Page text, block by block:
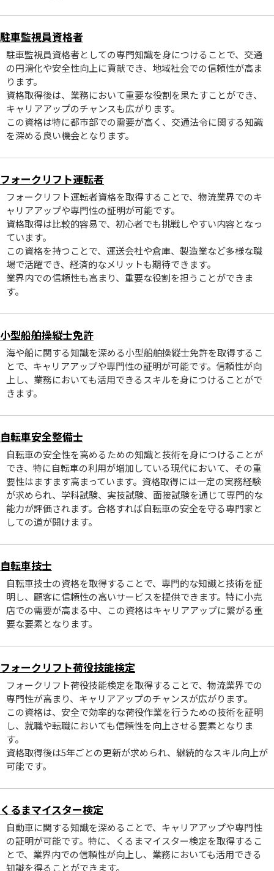
駐車監視員資格者
駐車監視員資格者としての専門知識を身につけることで、交通
の円滑化や安全性向上に貢献でき、地域社会での信頼性が高ま
ります。
資格取得後は、業務において重要な役割を果たすことができ、
キャリアアップのチャンスも広がります。
この資格は特に都市部での需要が高く、交通法令に関する知識
を深める良い機会となります。
フォークリフト運転者
フォークリフト運転者資格を取得することで、物流業界でのキ
ャリアアップや専門性の証明が可能です。
資格取得は比較的容易で、初心者でも挑戦しやすい内容となっ
ています。
この資格を持つことで、運送会社や倉庫、製造業など多様な職
場で活躍でき、経済的なメリットも期待できます。
業界内での信頼性も高まり、重要な役割を担うことができま
す。
小型船舶操縦士免許
海や船に関する知識を深める小型船舶操縦士免許を取得するこ
とで、キャリアアップや専門性の証明が可能です。信頼性が向
上し、業務においても活用できるスキルを身につけることがで
きます。
自転車安全整備士
自転車の安全性を高めるための知識と技術を身につけることが
でき、特に自転車の利用が増加している現代において、その重
要性はますます高まっています。資格取得には一定の実務経験
が求められ、学科試験、実技試験、面接試験を通じて専門的な
能力が評価されます。合格すれば自転車の安全を守る専門家と
しての道が開けます。
自転車技士
自転車技士の資格を取得することで、専門的な知識と技術を証
明し、顧客に信頼性の高いサービスを提供できます。特に小売
店での需要が高まる中、この資格はキャリアアップに繋がる重
要な要素となります。
フォークリフト荷役技能検定
フォークリフト荷役技能検定を取得することで、物流業界での
専門性が高まり、キャリアアップのチャンスが広がります。
この資格は、安全で効率的な荷役作業を行うための技術を証明
し、就職や転職においても信頼性を向上させる要素となりま
す。
資格取得後は5年ごとの更新が求められ、継続的なスキル向上が
可能です。
くるまマイスター検定
自動車に関する知識を深めることで、キャリアアップや専門性
の証明が可能です。特に、くるまマイスター検定を取得するこ
とで、業界内での信頼性が向上し、業務においても活用できる
知識を得ることができます。